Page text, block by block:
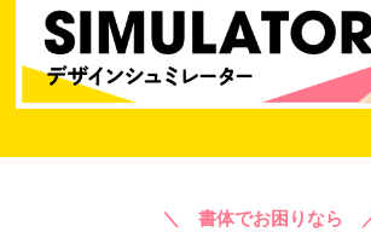
＼ 書体でお困りなら